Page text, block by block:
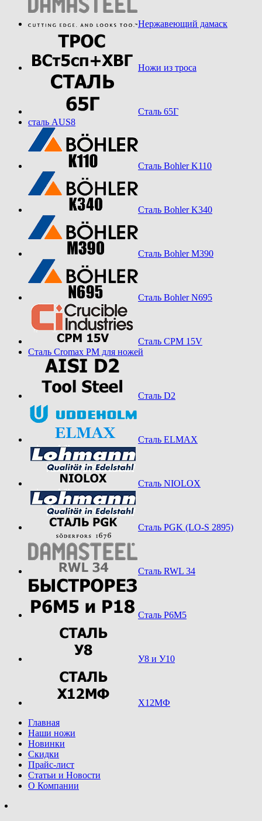
Нержавеющий дамаск
Ножи из троса
Сталь 65Г
сталь AUS8
Сталь Bohler K110
Сталь Bohler K340
Сталь Bohler M390
Сталь Bohler N695
Сталь CPM 15V
Сталь Cromax PM для ножей
Сталь D2
Сталь ELMAX
Сталь NIOLOX
Сталь PGK (LO-S 2895)
Сталь RWL 34
Сталь Р6М5
У8 и У10
Х12МФ
Главная
Наши ножи
Новинки
Скидки
Прайс-лист
Статьи и Новости
О Компании